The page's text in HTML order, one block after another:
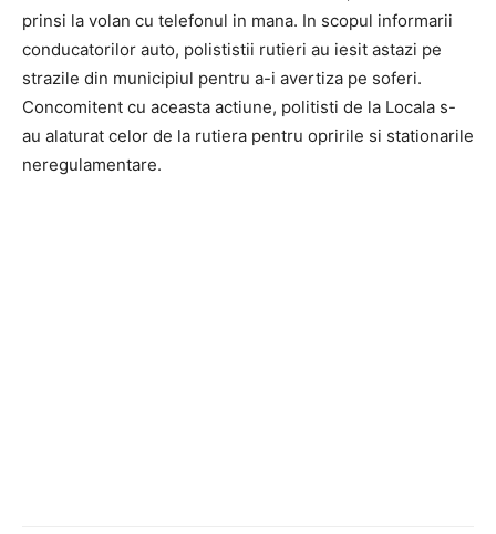
prinsi la volan cu telefonul in mana. In scopul informarii
conducatorilor auto, polististii rutieri au iesit astazi pe
strazile din municipiul pentru a-i avertiza pe soferi.
Concomitent cu aceasta actiune, politisti de la Locala s-
au alaturat celor de la rutiera pentru opririle si stationarile
neregulamentare.